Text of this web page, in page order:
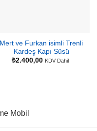
Mert ve Furkan isimli Trenli
Kardeş Kapı Süsü
₺2.400,00 KDV Dahil